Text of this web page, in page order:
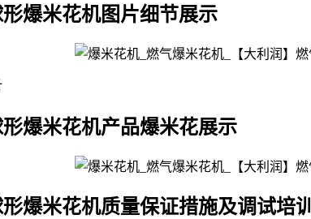
爆米花机图片细节展示
爆米花机产品爆米花展示
爆米花机质量保证措施及调试培训